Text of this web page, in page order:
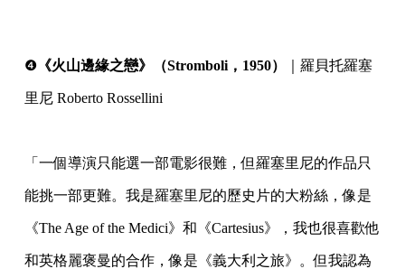
❹ 《火山邊緣之戀》（Stromboli，1950） ｜羅貝托羅塞
里尼 Roberto Rossellini
「一個導演只能選一部電影很難，但羅塞里尼的作品只
能挑一部更難。我是羅塞里尼的歷史片的大粉絲，像是
《The Age of the Medici》和《Cartesius》，我也很喜歡他
和英格麗褒曼的合作，像是《義大利之旅》。但我認為